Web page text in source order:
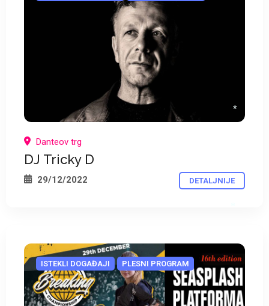
Danteov trg
DJ Tricky D
29/12/2022 DETALJNIJE
ISTEKLI DOGAĐAJI PLESNI PROGRAM